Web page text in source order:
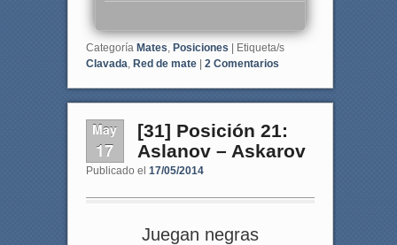
Categoría Mates Posiciones | Etiqueta/s
Clavada Red de mate | 2 Comentarios
May
17
[31] Posición 21:
Aslanov – Askarov
Publicado el 17/05/2014
Juegan negras